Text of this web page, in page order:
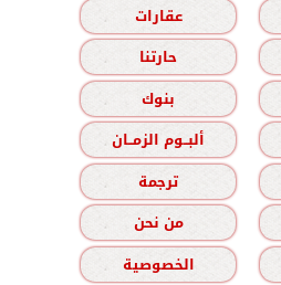
عقارات
حارتنا
بنوك
ألبــوم الزمــان
ترجمة
من نحن
الخصوصية